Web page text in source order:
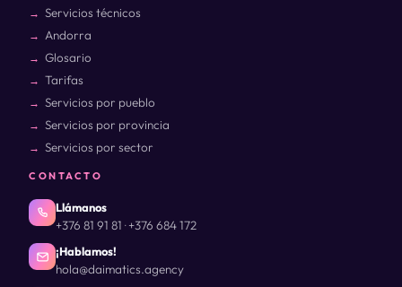
Servicios técnicos
Andorra
Glosario
Tarifas
Servicios por pueblo
Servicios por provincia
Servicios por sector
CONTACTO
Llámanos
+376 81 91 81 ·+376 684 172
¡Hablamos!
hola@daimatics.agency